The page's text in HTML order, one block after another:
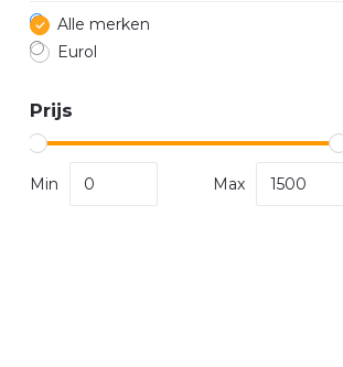
Alle merken
Eurol
Prijs
Min Max